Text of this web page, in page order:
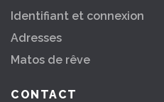
Identifiant et connexion
Adresses
Matos de rêve
CONTACT